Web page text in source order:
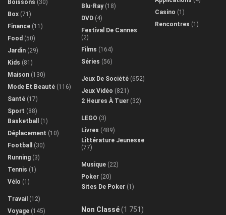
Boissons (30)
Box (71)
Finance (11)
Food (50)
Jardin (29)
Kids (81)
Maison (130)
Mode Et Beauté (116)
Santé (17)
Sport (88)
Basketball
(1)
Déplacement (10)
Football
(30)
Running (3)
Tennis (1)
Vélo (1)
Travail (12)
Voyage (145)
Blu-Ray(18)
DVD (4)
Festival De Cannes
(2)
Films (164)
Séries (56)
Jeux De Société (652)
Jeux Vidéo (821)
2 Heures À Tuer (32)
LEGO (3)
Livres (489)
Littérature Jeunesse
(77)
Musique (22)
Poker (20)
Sites De Poker (1)
Non Classé(1 751)
Casino (1)
Rencontres (1)